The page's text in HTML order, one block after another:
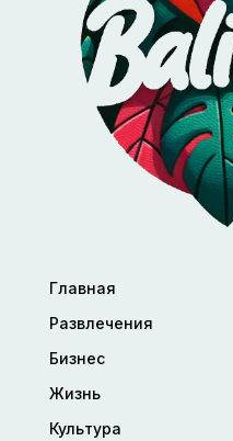
Главная
Развлечения
Бизнес
Жизнь
Культура